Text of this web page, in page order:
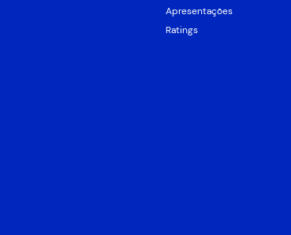
Apresentações
Ratings